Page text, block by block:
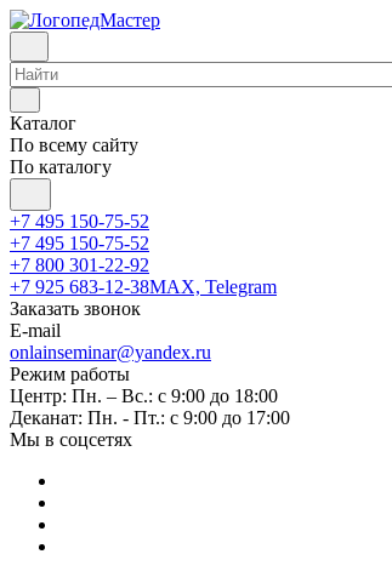
Каталог
По всему сайту
По каталогу
+7 495 150-75-52
+7 495 150-75-52
+7 800 301-22-92
+7 925 683-12-38MAX, Telegram
Заказать звонок
E-mail
onlainseminar@yandex.ru
Режим работы
Центр: Пн. – Вс.: с 9:00 до 18:00
Деканат: Пн. - Пт.: с 9:00 до 17:00
Мы в соцсетях